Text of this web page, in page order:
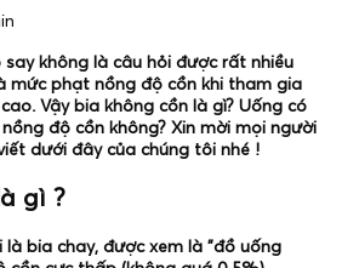
say không là câu hỏi được rất nhiều
mức phạt nồng độ cồn khi tham gia
Vậy bia không cồn là gì? Uống có
độ cồn không? Xin mời mọi người
dưới đây của chúng tôi nhé !
gì ?
là bia chay, được xem là "đồ uống